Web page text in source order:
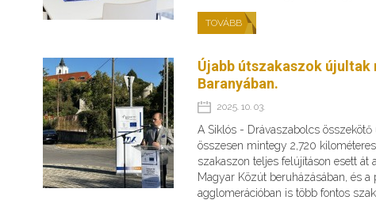
TOVÁBB
Újabb útszakaszok újultak
Baranyában.
2025. 10. 03.
A Siklós - Drávaszabolcs összekötő
összesen mintegy 2,720 kilométeres
szakaszon teljes felújításon esett át a
Magyar Közút beruházásában, és a
agglomerációban is több fontos